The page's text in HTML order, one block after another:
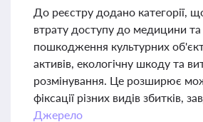
До реєстру додано категорії,
втрату доступу до медицини та
пошкодження культурних
активів, екологічну шкоду та
розмінування. Це розширює
фіксації різних видів збитків,
Джерело